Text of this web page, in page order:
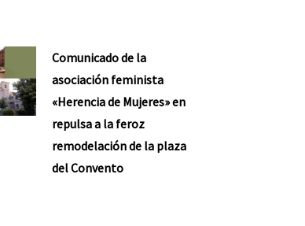
Comunicado de la
asociación feminista
«Herencia de Mujeres» en
repulsa a la feroz
remodelación de la plaza
del Convento